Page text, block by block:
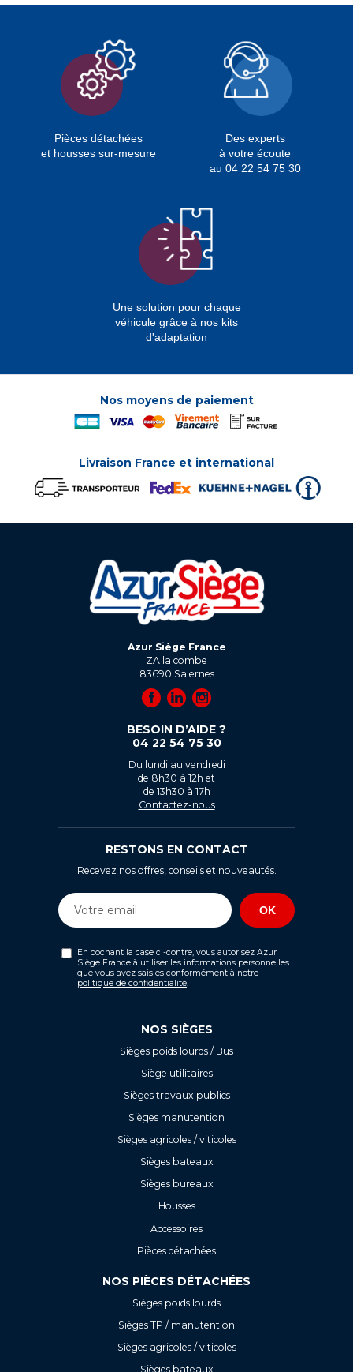
Pièces détachées
et housses sur-mesure
Des experts
à votre écoute
au 04 22 54 75 30
Une solution pour chaque
véhicule grâce à nos kits
d'adaptation
Nos moyens de paiement
Livraison France et international
Azur Siège France
ZA la combe
83690 Salernes
BESOIN D’AIDE ?
04 22 54 75 30
Du lundi au vendredi
de 8h30 à 12h et
de 13h30 à 17h
Contactez-nous
RESTONS EN CONTACT
Recevez nos offres, conseils et nouveautés.
En cochant la case ci-contre, vous autorisez Azur
Siège France à utiliser les informations personnelles
que vous avez saisies conformément à notre
politique de confidentialité
NOS SIÈGES
Sièges poids lourds / Bus
Siège utilitaires
Sièges travaux publics
Sièges manutention
Sièges agricoles / viticoles
Sièges bateaux
Sièges bureaux
Housses
Accessoires
Pièces détachées
NOS PIÈCES DÉTACHÉES
Sièges poids lourds
Sièges TP / manutention
Sièges agricoles / viticoles
Sièges bateaux